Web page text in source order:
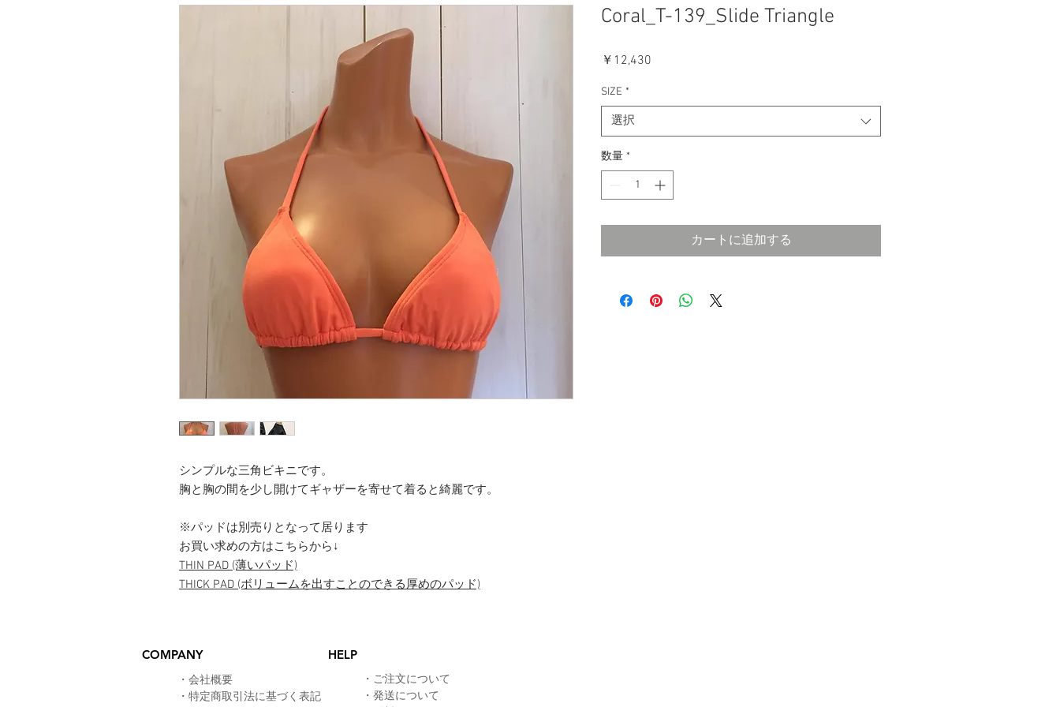
シンプルな三角ビキニです。
胸と胸の間を少し開けてギャザーを寄せて着ると綺麗です。
※パッドは別売りとなって居ります
お買い求めの方はこちらから↓
THIN PAD (薄いパッド)
THICK PAD (ボリュームを出すことのできる厚めのパッド)
Coral_T-139_Slide Triangle
￥12,430
SIZE *
選択
数量 *
カートに追加する
COMPANY HELP
​・ 会社概要
・ 特定商取引法に基づく表記
・ ご注文について
・ 発送について